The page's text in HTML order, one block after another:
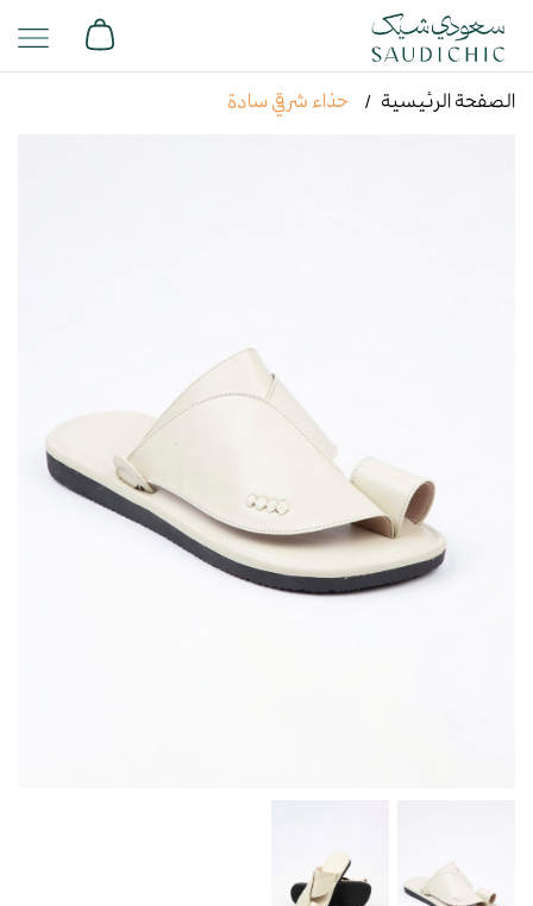
الصفحة الرئيسية حذاء شرقي سادة